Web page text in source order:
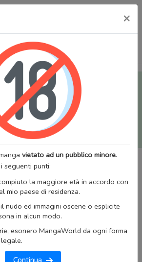
per adulti (+18) sono stati trasferiti
(
mangaworldadult.net
); invece, per i
puoi utilizzare
MangaWorld
logincon il tuo account di MangaWorld
condivisi tra i due siti,
dato, inclusi bookmarks e premium
×
vietato ad un pubblico minore.
seguenti punti:
la maggiore età in accordo con
mio paese di residenza.
nudo ed immagini oscene o esplicite
in alcun modo.
esonero MangaWorld da ogni forma